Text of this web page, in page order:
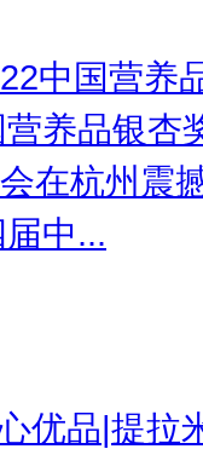
中国营养
营养品银
在杭州震
中...
优品|提拉